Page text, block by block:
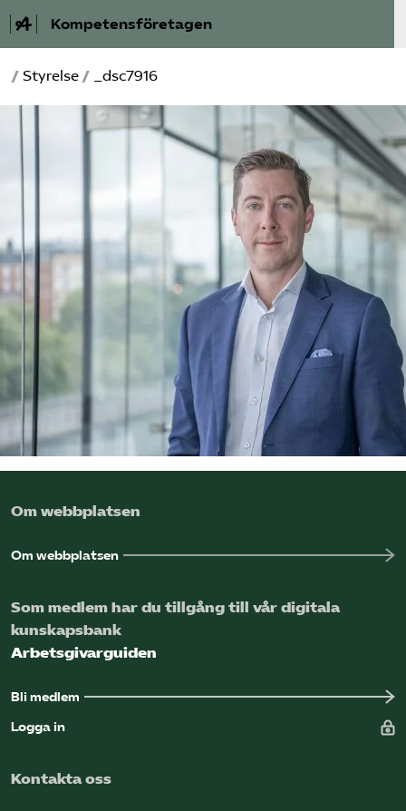
Kompetensföretagen
Aktuellt
Kurser och aktiviteter
Omsättningsstatistik
Webbutik
Mina sidor
Logga in på Arbetsgivarguiden
/ Styrelse / _dsc7916
Om webbplatsen
Om webbplatsen
Som medlem har du tillgång till vår digitala
kunskapsbank
Arbetsgivarguiden
Bli medlem
Logga in
Kontakta oss